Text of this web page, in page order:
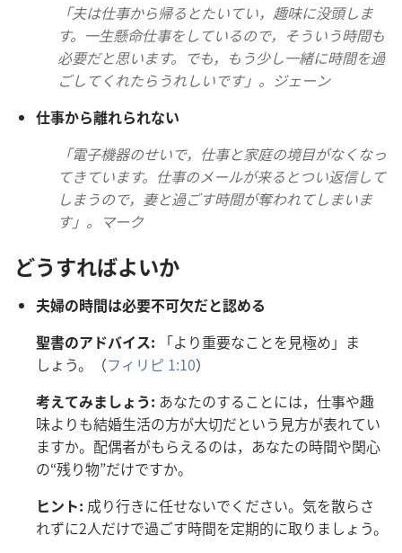
「夫は仕事から帰るとたいてい， 趣味に没頭しま
す。 一生懸命仕事をしているので，そういう時間も
必要だと思います。でも，もう少し一緒に時間を過
ごしてくれたらうれしいです」。ジェーン
仕事から離れられない
「電子機器のせいで， 仕事と家庭の境目がなくなっ
てきています。 仕事のメールが来るとつい返信して
しまうので， 妻と過ごす時間が奪われてしまいま
す」。マーク
どうすればよいか
夫婦の時間は必要不可欠だと認める
聖書のアドバイス: 「より重要なことを 見極め」ま
しょう。（フィリピ 1:10）
考えてみましょう: あなたのすることには， 仕事や趣
味よりも結婚生活の方が大切だという 見方が表れてい
ますか。 配偶者がもらえるのは，あなたの時間や関心
の“残り物”だけですか。
ヒント: 成り行きに任せないでください。 気を散らさ
れずに2人だけで過ごす時間を定期的に取りましょう。